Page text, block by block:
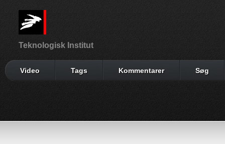
Teknologisk Institut
Video Tags Kommentarer Søg